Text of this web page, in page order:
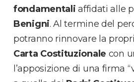
fondamentali affidati alle
Benigni. Al termine del
potranno rinnovare la
Carta Costituzionale con
l’apposizione di una firma